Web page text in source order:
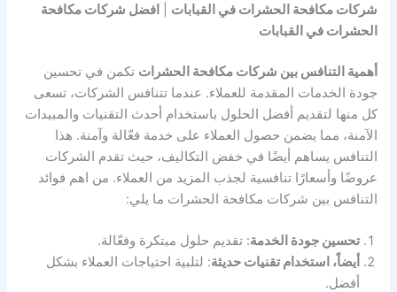
شركات مكافحة الحشرات في القبابات
افضل شركات مكافحة
الحشرات في القبابات
أهمية التنافس بين شركات مكافحة الحشرات تكمن في تحسين
جودة الخدمات المقدمة للعملاء. عندما تتنافس الشركات، تسعى
كل منها لتقديم أفضل الحلول باستخدام أحدث التقنيات والمبيدات
الآمنة، مما يضمن حصول العملاء على خدمة فعّالة وآمنة. هذا
التنافس يساهم أيضًا في خفض التكاليف، حيث تقدم الشركات
عروضًا وأسعارًا تنافسية لجذب المزيد من العملاء. من اهم فوائد
التنافس بين شركات مكافحة الحشرات ما يلي:
تحسين جودة الخدمة: تقديم حلول مبتكرة وفعّالة.
أيضاً، استخدام تقنيات حديثة: لتلبية احتياجات العملاء بشكل
أفضل.